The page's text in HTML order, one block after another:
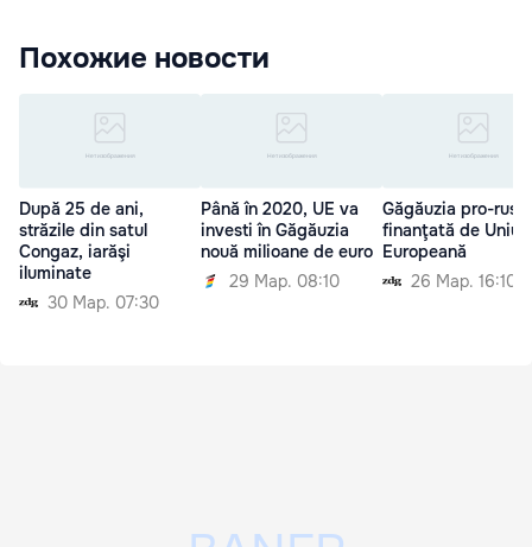
Похожие новости
După 25 de ani,
străzile din satul
Congaz, iarăşi
iluminate
30 Мар. 07:30
Până în 2020, UE va
investi în Găgăuzia
nouă milioane de euro
29 Мар. 08:10
Găgăuzia pro-rusă,
finanţată de
Europeană
26 Мар. 16:10